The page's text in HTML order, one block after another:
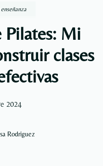
Pilates: Mi
clases
2024
Rodriguez